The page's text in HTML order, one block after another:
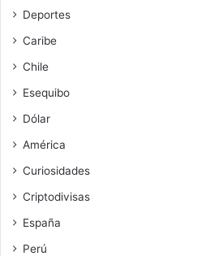
Deportes
Caribe
Chile
Esequibo
Dólar
América
Curiosidades
Criptodivisas
España
Perú